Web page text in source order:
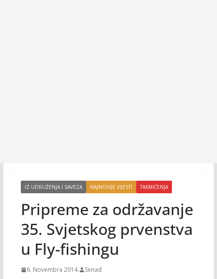
IZ UDRUŽENJA I SAVEZA NAJNOVIJE VIJESTI TAKMIČENJA
Pripreme za održavanje
35. Svjetskog prvenstva
u Fly-fishingu
6. Novembra 2014. Senad